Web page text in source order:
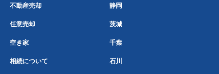
不動産売却 静岡
任意売却 茨城
空き家 千葉
相続について 石川